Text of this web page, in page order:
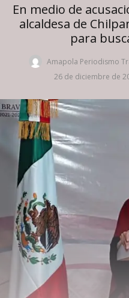
En medio de
alcaldesa de
para
Amapola Periodismo
26 de diciembre de